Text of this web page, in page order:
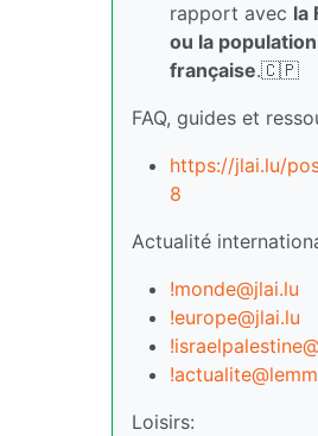
rapport avec la
ou la population
française.🇨🇵
FAQ, guides et
https://jlai.lu/
8
Actualité
!monde@jlai.lu
!europe@jlai.lu
Loisirs: